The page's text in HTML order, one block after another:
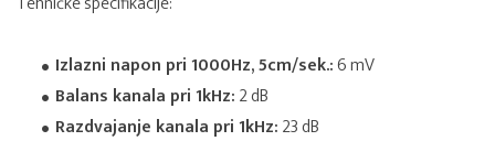
Izlazni napon pri 1000Hz, 5cm/sek.:6 mV
Balans kanala pri 1kHz:2 dB
Razdvajanje kanala pri 1kHz:23 dB